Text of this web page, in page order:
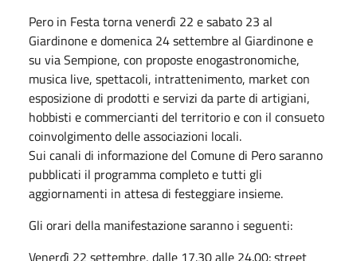
Pero in Festa torna venerdì 22 e sabato 23 al
Giardinone e domenica 24 settembre al Giardinone e
su via Sempione, con proposte enogastronomiche,
musica live, spettacoli, intrattenimento, market con
esposizione di prodotti e servizi da parte di artigiani,
hobbisti e commercianti del territorio e con il consueto
coinvolgimento delle associazioni locali.
Sui canali di informazione del Comune di Pero saranno
pubblicati il programma completo e tutti gli
aggiornamenti in attesa di festeggiare insieme.
Gli orari della manifestazione saranno i seguenti:
Venerdì 22 settembre, dalle 17.30 alle 24.00: street